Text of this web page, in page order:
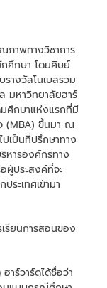
ภาพทางวิชาการ
ศึกษา โดยศิษย์
รางวัลโนเบลรวม
มหาวิทยาลัยฮาร์
ศึกษาแห่งแรกที่มี
(MBA) ขึ้นมา ณ
เป็นที่ปรึกษาทาง
หารองค์กรทาง
ผู้ประสงค์ที่จะ
ระเทศเข้ามา
รียนการสอนของ
ฮาร์วาร์ดได้ชื่อว่า